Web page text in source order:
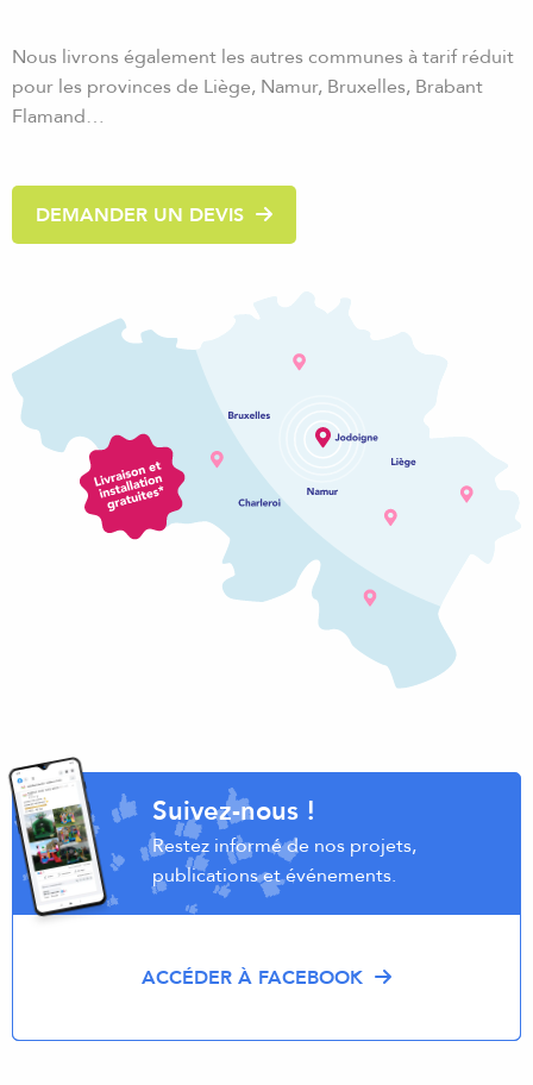
Nous livrons également les autres communes à tarif réduit
pour les provinces de Liège, Namur, Bruxelles, Brabant
Flamand…
DEMANDER UN DEVIS
Suivez-nous !
Restez informé de nos projets,
publications et événements.
ACCÉDER À FACEBOOK